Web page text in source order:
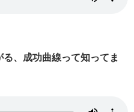
、成功曲線って知ってま